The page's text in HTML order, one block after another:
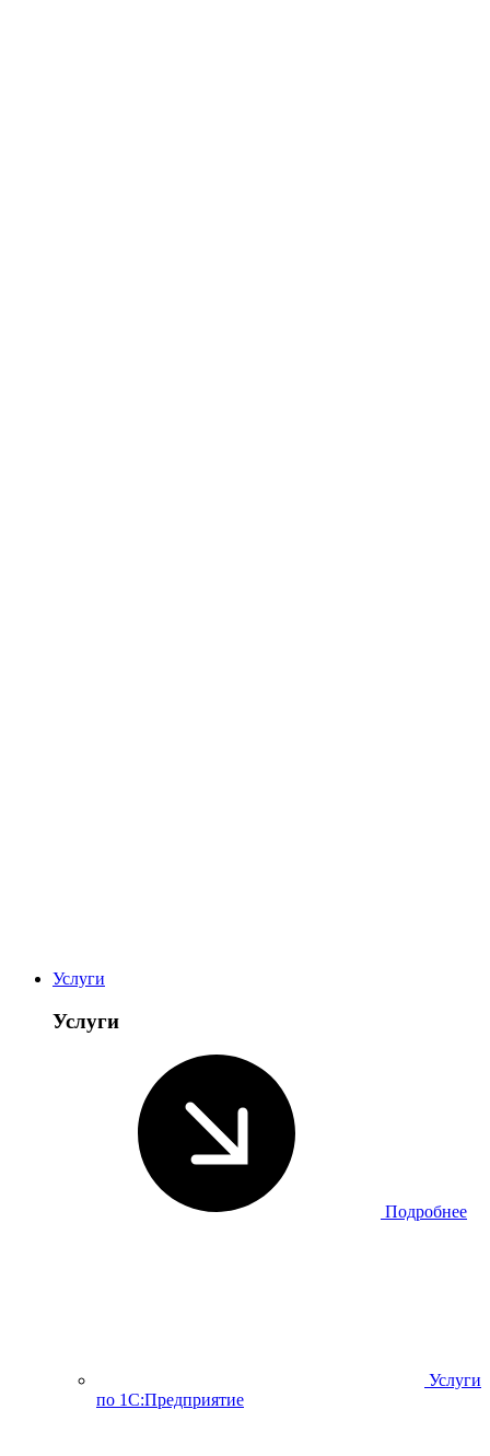
Услуги
Услуги
Подробнее
Услуги
по 1С:Предприятие